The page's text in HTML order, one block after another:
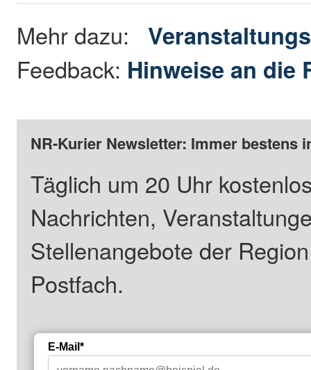
Mehr dazu:
Feedback: Hinweise an die
NR-Kurier Newsletter: Immer bestens
Täglich um 20 Uhr
Nachrichten,
Stellenangebote der
Postfach.
E-Mail*